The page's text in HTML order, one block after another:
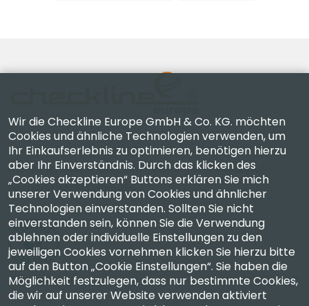
Checkline Europe GmbH & Co. KG. — Spezialisten für
Lieferung, Kalibrierung, Zertifizierung und Reparatur
hochpräziser Messgeräte.
Unternehmen
Wir die Checkline Europe GmbH & Co. KG. möchten
Cookies und ähnliche Technologien verwenden, um
Ihr Einkaufserlebnis zu optimieren, benötigen hierzu
aber Ihr Einverständnis. Durch das klicken des
„Cookies akzeptieren“ Buttons erklären Sie mich
unserer Verwendung von Cookies und ähnlicher
Technologien einverstanden. Sollten Sie nicht
einverstanden sein, können Sie die Verwendung
ablehnen oder individuelle Einstellungen zu den
jeweiligen Cookies vornehmen klicken Sie hierzu bitte
auf den Button „Cookie Einstellungen“. Sie haben die
Möglichkeit festzulegen, dass nur bestimmte Cookies,
die wir auf unserer Website verwenden aktiviert